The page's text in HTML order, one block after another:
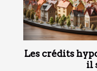
Les crédits
il